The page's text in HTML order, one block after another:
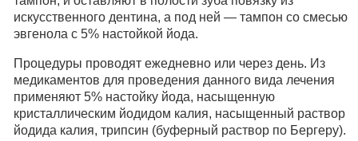
искусственного дентина, а под ней — тампон со смесью
эвгенола с 5% настойкой йода.
Процедуры проводят ежедневно или через день. Из
медикаментов для проведения данного вида лечения
применяют 5% настойку йода, насыщенную
кристаллическим йодидом калия, насыщенный раствор
йодида калия, трипсин (буферный раствор по Бергеру).